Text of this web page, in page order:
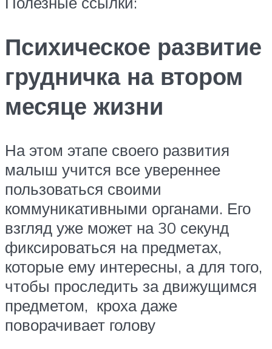
Психическое развитие
грудничка на втором
месяце жизни
На этом этапе своего развития
малыш учится все увереннее
пользоваться своими
коммуникативными органами. Его
взгляд уже может на 30 секунд
фиксироваться на предметах,
которые ему интересны, а для того,
чтобы проследить за движущимся
предметом, кроха даже
поворачивает голову